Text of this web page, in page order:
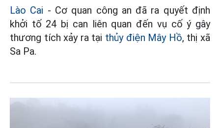
Lào Cai - Cơ quan công an đã ra quyết định
khởi tố 24 bị can liên quan đến vụ cố ý gây
thương tích xảy ra tại thủy điện Mây Hồ, thị xã
Sa Pa.